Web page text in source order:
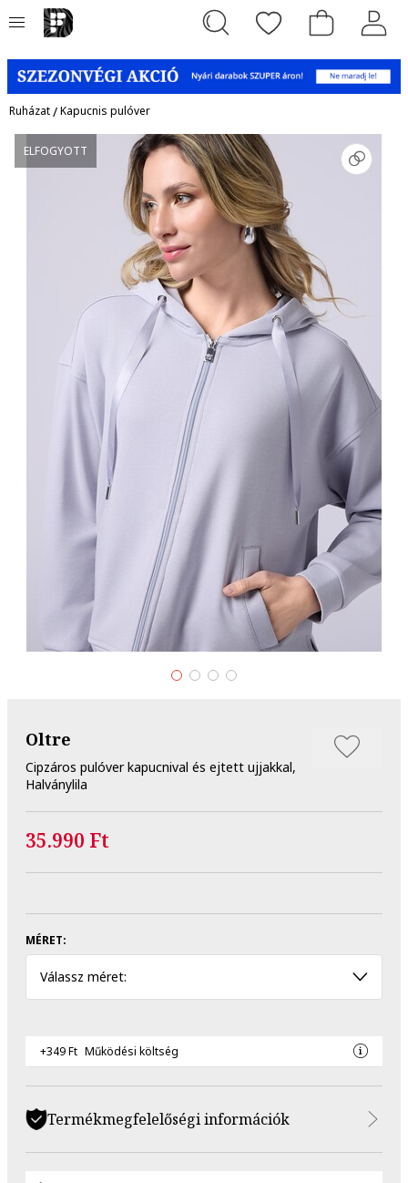
Ruházat/Kapucnis pulóver
ELFOGYOTT
Oltre
Cipzáros pulóver kapucnival és ejtett ujjakkal,
Halványlila
35.990 Ft
MÉRET:
Válassz méret:
+349 Ft Működési költség
Termékmegfelelőségi információk